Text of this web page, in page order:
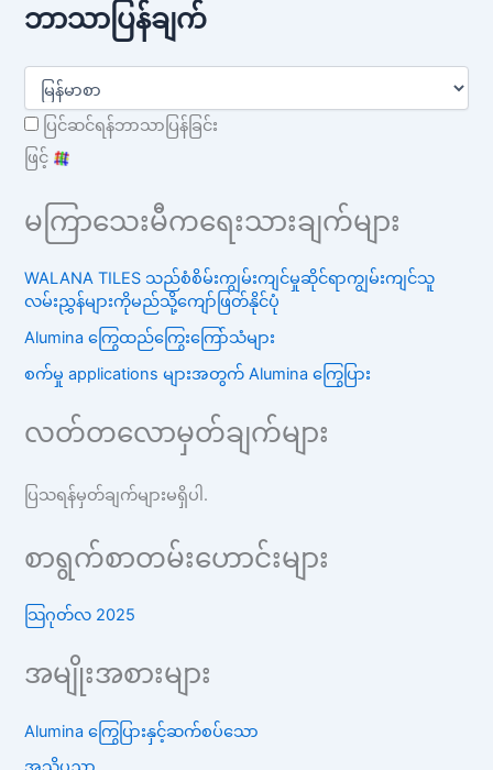
ဘာသာပြန်ချက်
ပြင်ဆင်ရန်ဘာသာပြန်ခြင်း
ဖြင့်
မကြာသေးမီကရေးသားချက်များ
WALANA TILES သည်စံစိမ်းကျွမ်းကျင်မှုဆိုင်ရာကျွမ်းကျင်သူ
လမ်းညွှန်များကိုမည်သို့ကျော်ဖြတ်နိုင်ပုံ
Alumina ကြွေထည်ကြွေးကြော်သံများ
စက်မှု applications များအတွက် Alumina ကြွေပြား
လတ်တလောမှတ်ချက်များ
ပြသရန်မှတ်ချက်များမရှိပါ.
စာရွက်စာတမ်းဟောင်းများ
သြဂုတ်လ 2025
အမျိုးအစားများ
Alumina ကြွေပြားနှင့်ဆက်စပ်သော